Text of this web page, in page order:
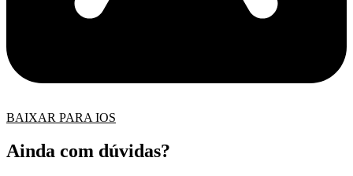
BAIXAR PARA IOS
Ainda com dúvidas?